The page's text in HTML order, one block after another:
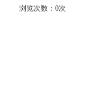
浏览次数： 0次